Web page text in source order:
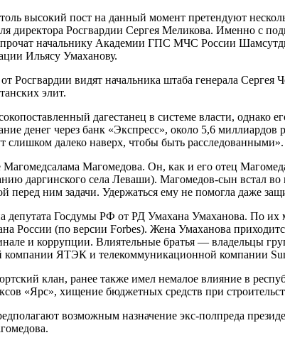
высокий пост на данный момент претендуют
директора Росгвардии Сергея Меликова. Именно с
начальнику Академии ГПС МЧС России
Ильясу Умаханову.
Росгвардии видят начальника штаба генерала
элит.
дагестанец в системе власти, однако
денег через банк «Экспресс», около 5,6
слишком далеко наверх, чтобы быть расследованными».
Магомедова. Он, как и его отец
даргинского села Леваши). Магомедов-сын встал
перед ним задачи. Удержаться ему не помогла даже
на депутата Госдумы РФ от РД Умахана Умаханова. По
России (по версии Forbes). Жена Умаханова
и коррупции. Влиятельные братья — владельцы
компании ЯТЭК и телекоммуникационной компании
клан, ранее также имел немалое влияние в
«Ярс», хищение бюджетных средств при
возможным назначение экс-полпреда